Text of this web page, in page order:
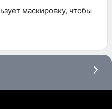
маскировку, чтобы